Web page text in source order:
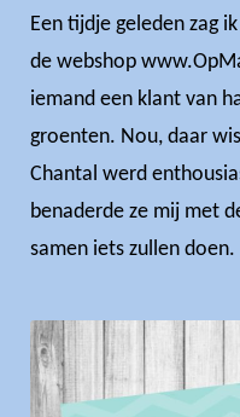
Een tijdje geleden zag
de webshop
iemand een klant van
groenten. Nou, daar
Chantal werd
benaderde ze mij met
samen iets zullen doen.